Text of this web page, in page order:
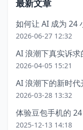
最新文章
如何让 AI 成为 24
2026-06-27 12:32
AI 浪潮下真实诉
2026-04-05 15:21
AI 浪潮下的新时
2026-03-28 13:32
体验豆包手机的
2025-12-13 14:18